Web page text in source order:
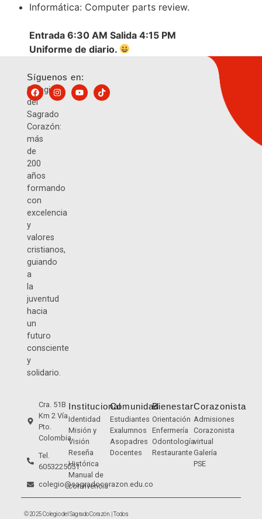
Informática: Computer parts review.
Entrada 6:30 AM Salida 4:15 PM
Uniforme de diario.
Colegio
del
Sagrado
Corazón:
más
de
200
años
formando
con
excelencia
y
valores
cristianos,
guiando
a
la
juventud
hacia
un
futuro
consciente
y
solidario.
Síguenos en:
Cra. 51B
Km 2 Vía
Pto.
Colombia
Tel.
6053225051
colegio@sagradocorazon.edu.co
Institucional
Identidad
Misión y
Visión
Reseña
Histórica
Manual de
convivencia
Comunidad
Estudiantes
Exalumnos
Asopadres
Docentes
Bienestar
Orientación
Enfermería
Odontología
Restaurante
Corazonista
Admisiones
Corazonista
virtual
Galería
PSE
© 2025 Colegio del Sagrado Corazón. | Todos